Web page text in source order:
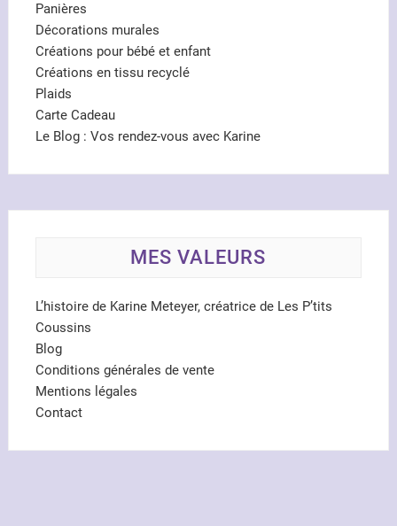
Panières
Décorations murales
Créations pour bébé et enfant
Créations en tissu recyclé
Plaids
Carte Cadeau
Le Blog : Vos rendez-vous avec Karine
MES VALEURS
L’histoire de Karine Meteyer, créatrice de Les P’tits
Coussins
Blog
Conditions générales de vente
Mentions légales
Contact